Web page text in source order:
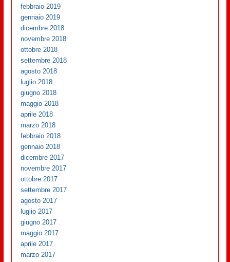
febbraio 2019
gennaio 2019
dicembre 2018
novembre 2018
ottobre 2018
settembre 2018
agosto 2018
luglio 2018
giugno 2018
maggio 2018
aprile 2018
marzo 2018
febbraio 2018
gennaio 2018
dicembre 2017
novembre 2017
ottobre 2017
settembre 2017
agosto 2017
luglio 2017
giugno 2017
maggio 2017
aprile 2017
marzo 2017